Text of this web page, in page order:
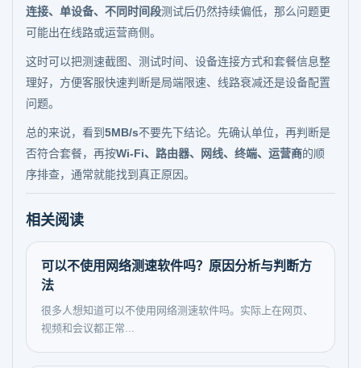
连接、单设备、不同时间段测试后仍然持续偏低，那么问题更
可能出在线路或运营商侧。
这时可以把测速截图、测试时间、设备连接方式和套餐信息整
理好，方便客服快速判断是局端限速、线路衰减还是设备配置
问题。
总的来说，看到 5MB/s不要先下结论。先确认单位，再判断是
否符合套餐，再按Wi-Fi、路由器、网线、终端、运营商的顺
序排查，通常就能找到真正原因。
相关阅读
可以不使用网络测速软件吗？原因分析与判断方
法
很多人想知道可以不使用网络测速软件吗。实际上在网页、
视频和会议都正常...